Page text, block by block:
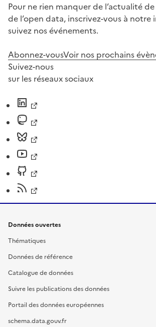
Pour ne rien manquer de l’actualité
de l’open data, inscrivez-vous à
suivez nos événements.
Abonnez-vousVoir nos prochains
Suivez-nous
sur les réseaux sociaux
Données ouvertes
Thématiques
Données de référence
Catalogue de données
Suivre les publications des données
Portail des données européennes
schema.data.gouv.fr